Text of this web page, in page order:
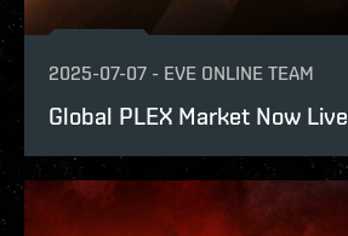
2025-07-07 - EVE ONLINE TEAM
Global PLEX Market Now Live